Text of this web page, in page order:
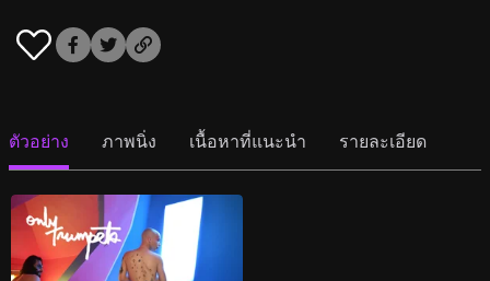
ตัวอย่าง ภาพนิ่ง เนื้อหาที่แนะนำ รายละเอียด